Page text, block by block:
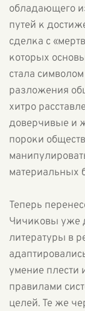
обладающего
путей к
сделка с
которых
стала
разложения
хитро
доверчивые и
пороки
материальных
Теперь
Чичиковы уже
литературы в
умение плести
правилами
целей. Те же